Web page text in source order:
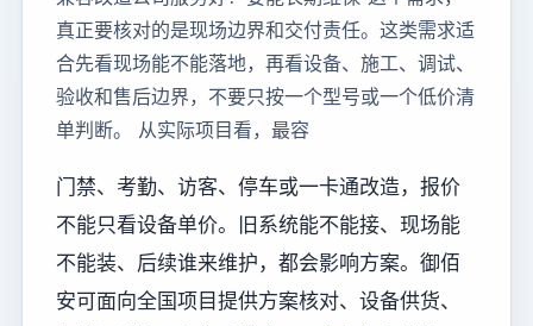
真正要核对的是现场边界和交付责任。这类需求适
合先看现场能不能落地，再看设备、施工、调试、
验收和售后边界，不要只按一个型号或一个低价清
单判断。 从实际项目看，最容
门禁、考勤、访客、停车或一卡通改造，报价
不能只看设备单价。旧系统能不能接、现场能
不能装、后续谁来维护，都会影响方案。御佰
安可面向全国项目提供方案核对、设备供货、